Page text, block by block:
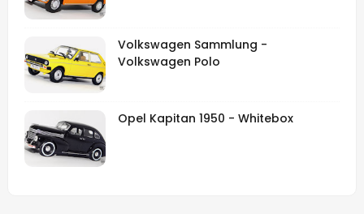
Volkswagen Sammlung -
Volkswagen Polo
Opel Kapitan 1950 - Whitebox